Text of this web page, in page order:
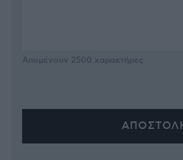
Απομένουν 2500 χαρακτήρες